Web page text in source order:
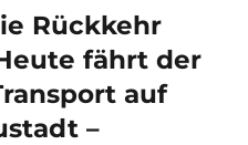
Rückkehr
fährt der
auf
–